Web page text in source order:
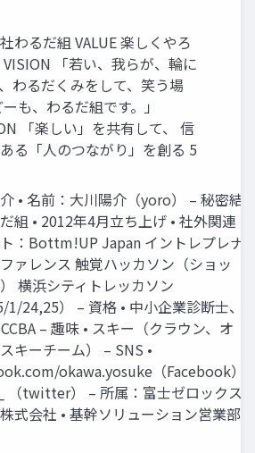
わるだ組 VALUE 楽しくやろ
「若い、我らが、輪に
わるだくみをして、笑う場
も、わるだ組です。」
「楽しい」を共有して、 信
る「人のつながり」を創る 5
• 名前：大川陽介（yoro） – 秘密結
組 • 2012年4月立ち上げ • 社外関連
：Bottm!UP Japan イントレプレナ
ァレンス 触覚ハッカソン（ショッ
横浜シティトレッカソン
1/24,25） – 資格 • 中小企業診断士、
– 趣味 • スキー（クラウン、オ
キーチーム） – SNS •
okawa.yosuke（Facebook）
（twitter） – 所属：富士ゼロックス
式会社 • 基幹ソリューション営業部